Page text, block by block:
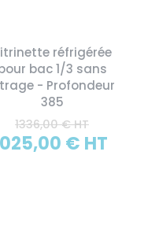
réfrigérée
bac 1/3 sans
- Profondeur
385
1336,00 € HT
€ HT